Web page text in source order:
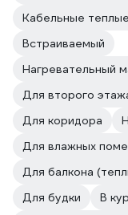
Кабельные
Встраиваемый
Нагревательный
Для второго
Для коридора
Для влажных
Для балкона
Для будки
В